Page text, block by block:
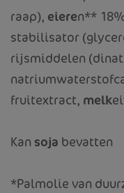
raap), eieren**
stabilisator
rijsmiddelen
fruitextract, melk
Kan soja bevatten
*Palmolie van